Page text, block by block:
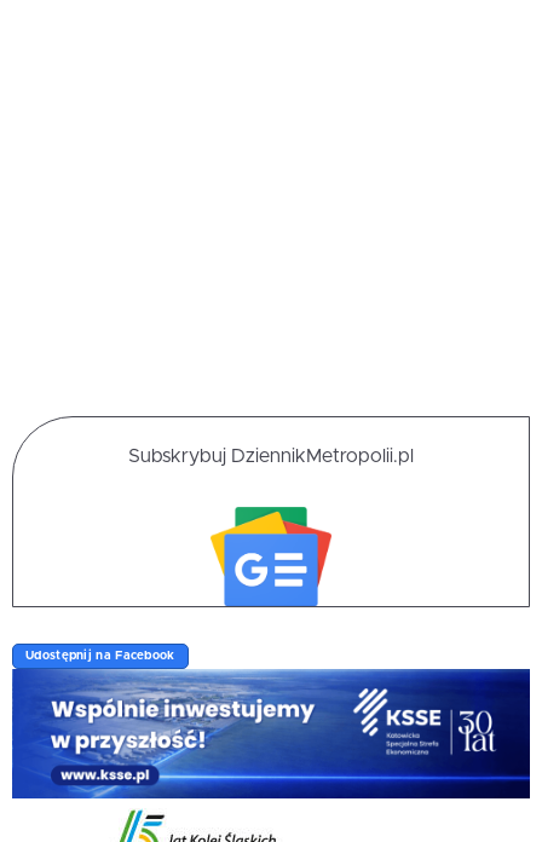
Subskrybuj DziennikMetropolii.pl
Udostępnij na Facebook